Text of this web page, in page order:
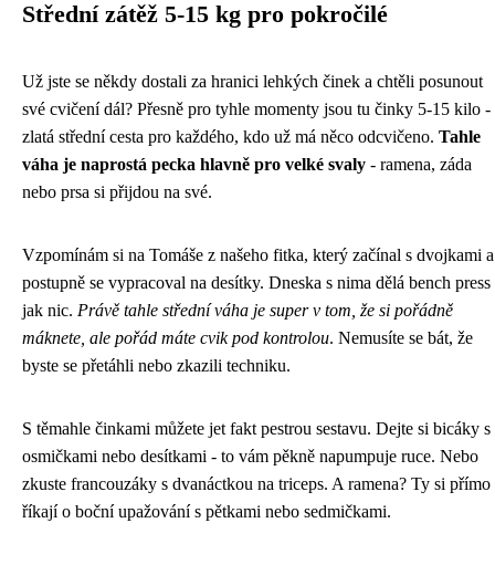
Střední zátěž 5-15 kg pro pokročilé
Už jste se někdy dostali za hranici lehkých činek a chtěli posunout
své cvičení dál? Přesně pro tyhle momenty jsou tu činky 5-15 kilo -
zlatá střední cesta pro každého, kdo už má něco odcvičeno. Tahle
váha je naprostá pecka hlavně pro velké svaly - ramena, záda
nebo prsa si přijdou na své.
Vzpomínám si na Tomáše z našeho fitka, který začínal s dvojkami a
postupně se vypracoval na desítky. Dneska s nima dělá bench press
jak nic. Právě tahle střední váha je super v tom, že si pořádně
máknete, ale pořád máte cvik pod kontrolou. Nemusíte se bát, že
byste se přetáhli nebo zkazili techniku.
S těmahle činkami můžete jet fakt pestrou sestavu. Dejte si bicáky s
osmičkami nebo desítkami - to vám pěkně napumpuje ruce. Nebo
zkuste francouzáky s dvanáctkou na triceps. A ramena? Ty si přímo
říkají o boční upažování s pětkami nebo sedmičkami.